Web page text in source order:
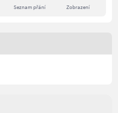
Seznam přání Zobrazení